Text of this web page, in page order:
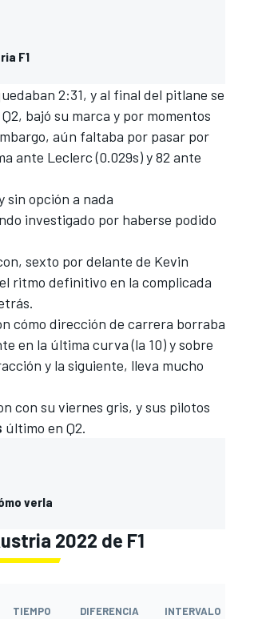
F1
2:31, y al final del pitlane se
bajó su marca y por momentos
aún faltaba por pasar por
ante Leclerc (0.029s) y 82 ante
sin opción a nada
investigado por haberse podido
, sexto por delante de Kevin
ritmo definitivo en la complicada
cómo dirección de carrera borraba
en la última curva (la 10) y sobre
y la siguiente, lleva mucho
con su viernes gris, y sus pilotos
último en Q2.
verla
2022 de F1
TIEMPO DIFERENCIA INTERVALO